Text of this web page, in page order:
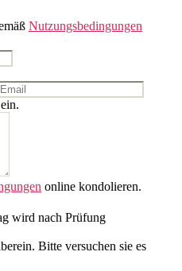
Nutzungsbedingungen
online kondolieren.
wird nach Prüfung
Bitte versuchen sie es